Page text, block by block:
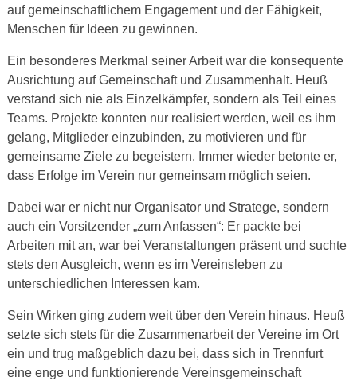
auf gemeinschaftlichem Engagement und der Fähigkeit,
Menschen für Ideen zu gewinnen.
Ein besonderes Merkmal seiner Arbeit war die konsequente
Ausrichtung auf Gemeinschaft und Zusammenhalt. Heuß
verstand sich nie als Einzelkämpfer, sondern als Teil eines
Teams. Projekte konnten nur realisiert werden, weil es ihm
gelang, Mitglieder einzubinden, zu motivieren und für
gemeinsame Ziele zu begeistern. Immer wieder betonte er,
dass Erfolge im Verein nur gemeinsam möglich seien.
Dabei war er nicht nur Organisator und Stratege, sondern
auch ein Vorsitzender „zum Anfassen“: Er packte bei
Arbeiten mit an, war bei Veranstaltungen präsent und suchte
stets den Ausgleich, wenn es im Vereinsleben zu
unterschiedlichen Interessen kam.
Sein Wirken ging zudem weit über den Verein hinaus. Heuß
setzte sich stets für die Zusammenarbeit der Vereine im Ort
ein und trug maßgeblich dazu bei, dass sich in Trennfurt
eine enge und funktionierende Vereinsgemeinschaft